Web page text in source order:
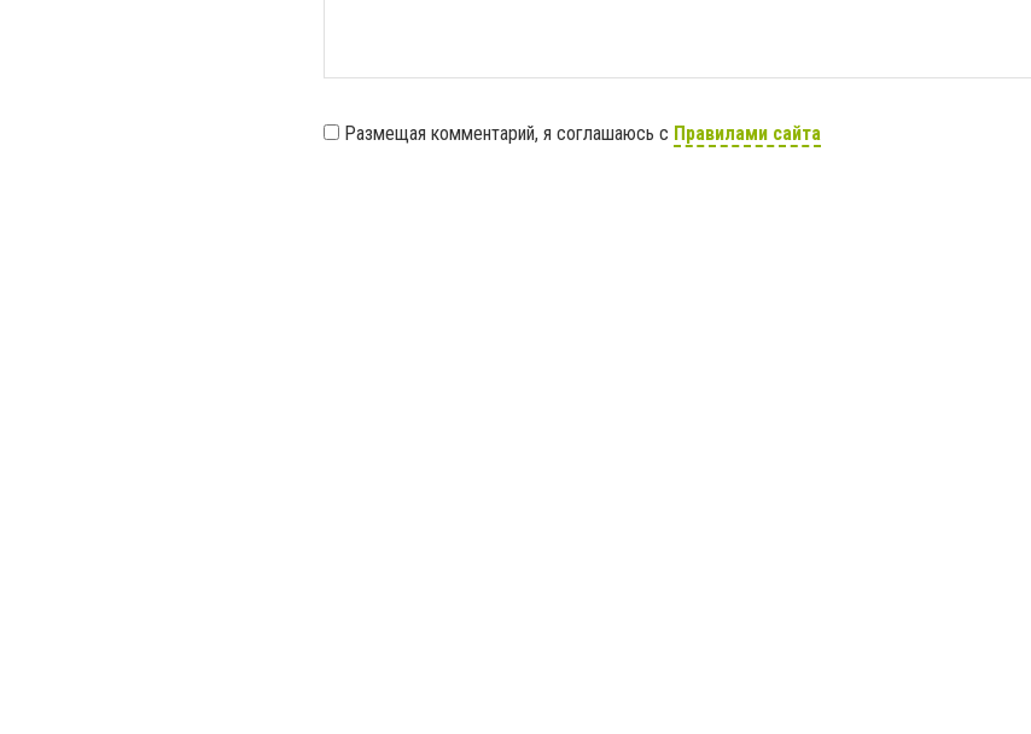
Размещая комментарий, я соглашаюсь с Правилами сайта